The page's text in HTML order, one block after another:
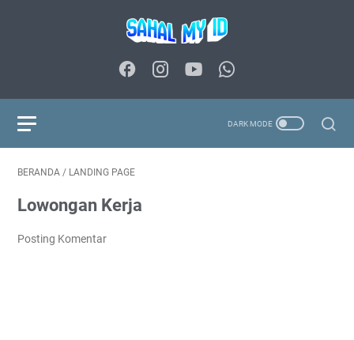
BERANDA / LANDING PAGE
Lowongan Kerja
Posting Komentar